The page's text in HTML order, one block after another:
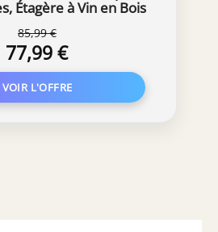
Étagère à Vin en Bois
et Extensible, Range
pour Cave,
Bars, Naturel
85,99 €
77,99 €